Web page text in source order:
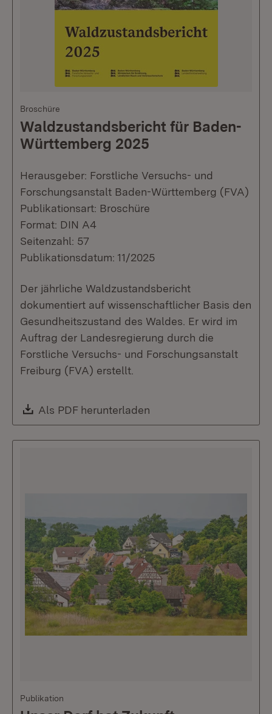
Broschüre
Waldzustandsbericht für Baden-
Württemberg 2025
Herausgeber: Forstliche Versuchs- und
Forschungsanstalt Baden-Württemberg (FVA)
Publikationsart: Broschüre
Format: DIN A4
Seitenzahl: 57
Publikationsdatum: 11/2025
Der jährliche Waldzustandsbericht
dokumentiert auf wissenschaftlicher Basis den
Gesundheitszustand des Waldes. Er wird im
Auftrag der Landesregierung durch die
Forstliche Versuchs- und Forschungsanstalt
Freiburg (FVA) erstellt.
Download:
Als PDF herunterladen
Publikation